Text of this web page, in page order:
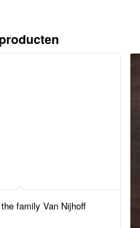
family Van Nijhoff